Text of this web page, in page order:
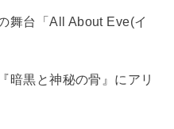
舞台「All About Eve(イ
暗黒と神秘の骨』にアリ